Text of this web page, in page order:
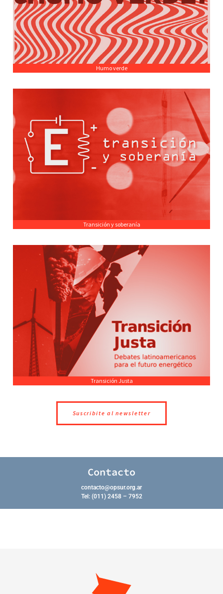
Humo verde
Transición y soberanía
Transición Justa
Suscribite al newsletter
Contacto
contacto@opsur.org.ar
Tel: (011) 2458 – 7952